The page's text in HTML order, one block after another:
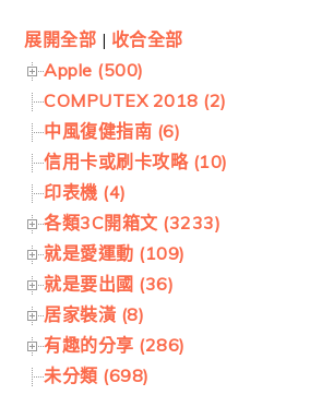
展開全部 | 收合全部
Apple (500)
COMPUTEX 2018 (2)
中風復健指南 (6)
信用卡或刷卡攻略 (10)
印表機 (4)
各類3C開箱文 (3233)
就是愛運動 (109)
就是要出國 (36)
居家裝潢 (8)
有趣的分享 (286)
未分類 (698)